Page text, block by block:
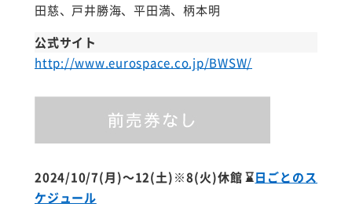
田慈、戸井勝海、平田満、柄本明
公式サイト
http://www.eurospace.co.jp/BWSW/
2024/10/7(月)～12(土)※8(火)休館⌛日ごとのス
ケジュール